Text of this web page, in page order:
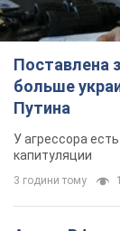
Поставлена
больше
Путина
У агрессора
капитуляции
3 години тому